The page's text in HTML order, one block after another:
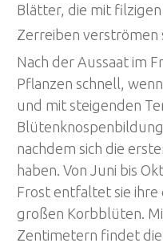
Blätter, die mit
Zerreiben verströmen
Nach der Aussaat im
Pflanzen schnell,
und mit steigenden
nachdem sich die
haben. Von Juni bis
Frost entfaltet sie
großen Korbblüten.
Zentimetern findet